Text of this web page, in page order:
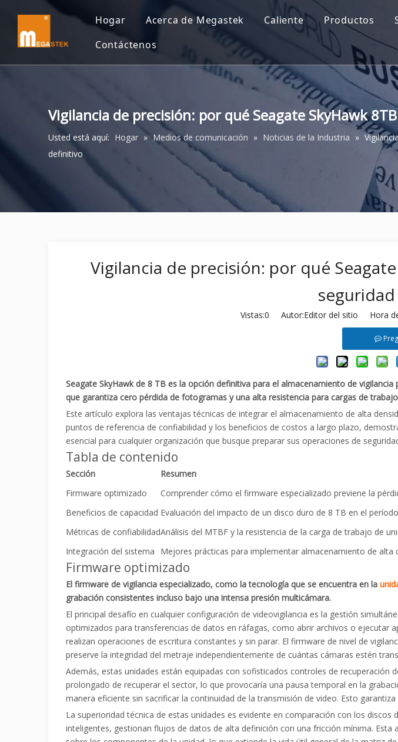
Hogar Acerca de Megastek Caliente Productos
Contáctenos
Vigilancia de precisión: por qué Seagate SkyHawk
Usted está aquí: Hogar » Medios de comunicación » Noticias de la Industria »
definitivo
Vigilancia de precisión: por qué
Vistas:0 Autor:Editor del sitio Hora
Seagate SkyHawk de 8 TB es la opción definitiva para el almacenamiento de
que garantiza cero pérdida de fotogramas y una alta resistencia para cargas de
Este artículo explora las ventajas técnicas de integrar el almacenamiento de alta
puntos de referencia de confiabilidad y los beneficios de costos a largo plazo,
esencial para cualquier organización que busque preparar sus operaciones de
Tabla de contenido
Sección
Resumen
Firmware optimizado
Comprender cómo el firmware especializado previene la
Beneficios de capacidad Evaluación del impacto de un disco duro de 8 TB en el
Métricas de confiabilidadAnálisis del MTBF y la resistencia de la carga de trabajo de
Integración del sistema
Mejores prácticas para implementar almacenamiento de alta
Firmware optimizado
El firmware de vigilancia especializado, como la tecnología que se encuentra en la
grabación consistentes incluso bajo una intensa presión multicámara.
El principal desafío en cualquier configuración de videovigilancia es la gestión
optimizados para transferencias de datos en ráfagas, como abrir archivos o ejecutar
realizan operaciones de escritura constantes y sin parar. El firmware de nivel de
preserve la integridad del metraje independientemente de cuántas cámaras estén
Además, estas unidades están equipadas con sofisticados controles de recuperación
prolongado de recuperar el sector, lo que provocaría una pausa temporal en la
manera eficiente sin sacrificar la continuidad de la transmisión de video. Esto
La superioridad técnica de estas unidades es evidente en comparación con los
inteligentes, gestionan flujos de datos de alta definición con una fricción mínima.